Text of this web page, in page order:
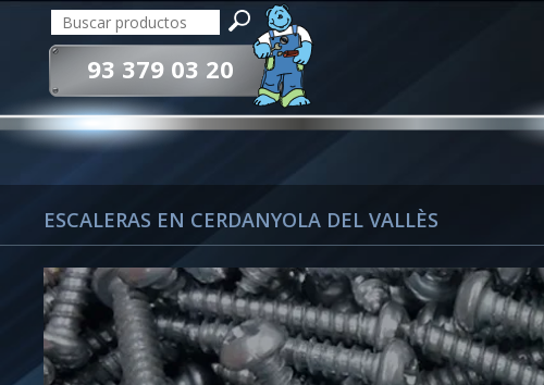
93 379 03 20
ESCALERAS EN CERDANYOLA DEL VALLÈS